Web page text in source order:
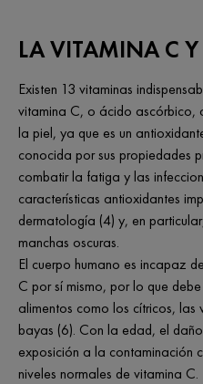
LA VITAMINA C Y
Existen 13 vitaminas
vitamina C, o ácido ascórbico,
la piel, ya que es un
conocida por sus propiedades
combatir la fatiga y las
características antioxidantes
dermatología (4) y, en
manchas oscuras.
El cuerpo humano es incapaz
C por sí mismo, por lo que
alimentos como los cítricos, las
bayas (6). Con la edad, el
exposición a la contaminación
niveles normales de vitamina C.